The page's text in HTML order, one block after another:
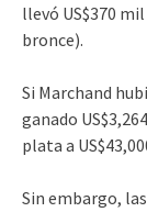
llevó US$370
bronce).
Si Marchand
ganado
plata a
Sin embargo,